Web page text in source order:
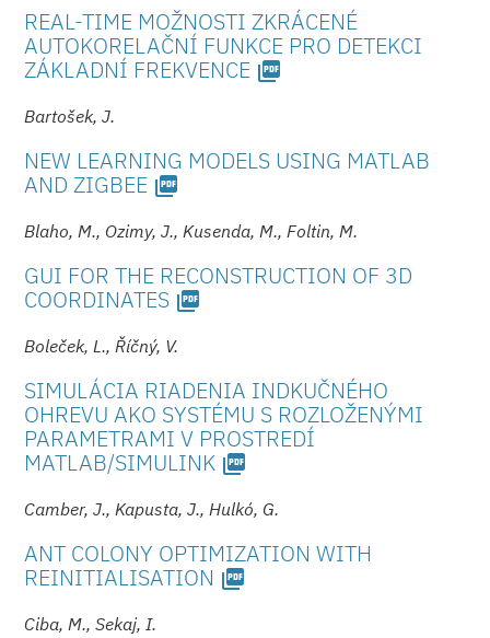
REAL-TIME MOŽNOSTI ZKRÁCENÉ
AUTOKORELAČNÍ FUNKCE PRO DETEKCI
ZÁKLADNÍ FREKVENCE picture_as_pdf
Bartošek, J.
NEW LEARNING MODELS USING MATLAB
AND ZIGBEE picture_as_pdf
Blaho, M., Ozimy, J., Kusenda, M., Foltin, M.
GUI FOR THE RECONSTRUCTION OF 3D
COORDINATES picture_as_pdf
Boleček, L., Říčný, V.
SIMULÁCIA RIADENIA INDKUČNÉHO
OHREVU AKO SYSTÉMU S ROZLOŽENÝMI
PARAMETRAMI V PROSTREDÍ
MATLAB/SIMULINK picture_as_pdf
Camber, J., Kapusta, J., Hulkó, G.
ANT COLONY OPTIMIZATION WITH
REINITIALISATION picture_as_pdf
Ciba, M., Sekaj, I.